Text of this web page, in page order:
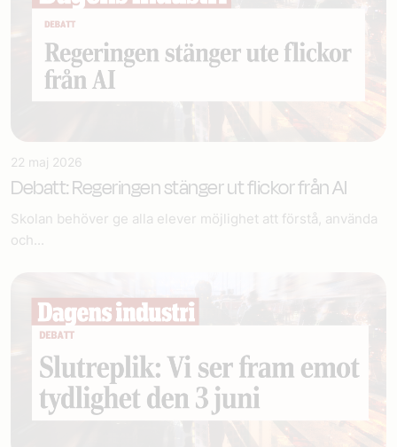
22 maj 2026
Debatt: Regeringen stänger ut flickor från AI
Skolan behöver ge alla elever möjlighet att förstå, använda
och...